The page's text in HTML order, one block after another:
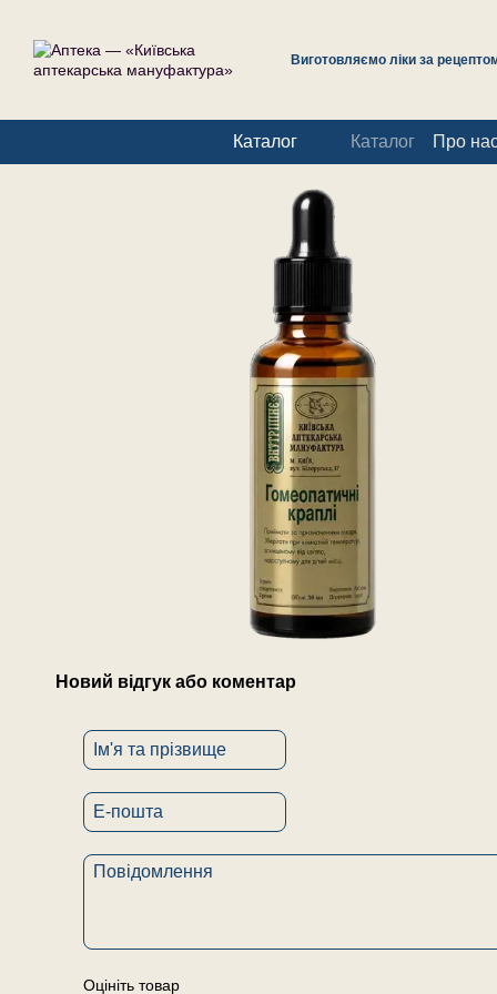
Виготовляємо ліки за
Каталог Каталог Про
Новий відгук або коментар
Оцініть товар